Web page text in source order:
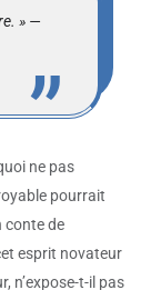
» —
ne pas
pourrait
conte de
esprit novateur
n’expose-t-il pas